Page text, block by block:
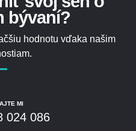
bývaní?
hodnotu vďaka našim
MI
024 086